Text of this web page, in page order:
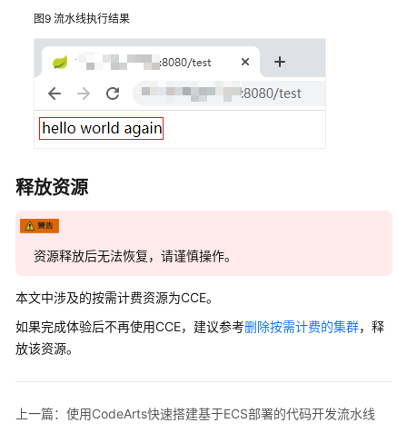
图9 流水线执行结果
释放资源
资源释放后无法恢复，请谨慎操作。
本文中涉及的按需计费资源为CCE。
如果完成体验后不再使用CCE，建议参考删除按需计费的集群，释
放该资源。
上一篇：使用CodeArts快速搭建基于ECS部署的代码开发流水线